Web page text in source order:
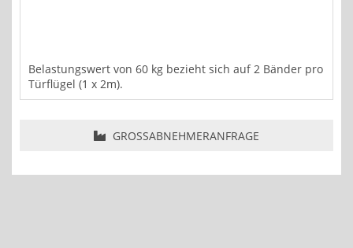
Belastungswert von 60 kg bezieht sich auf 2 Bänder pro
Türflügel (1 x 2m).
GROSSABNEHMERANFRAGE